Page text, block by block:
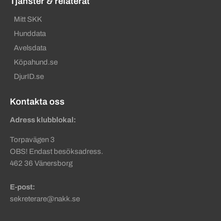
Mitt SKK
Hunddata
Avelsdata
Köpahund.se
DjurID.se
Kontakta oss
Adress klubblokal:
Torpavägen 3
OBS! Endast besöksadress.
462 36 Vänersborg
E-post:
sekreterare@nakk.se